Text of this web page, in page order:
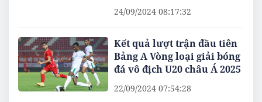
24/09/2024 08:17:32
Kết quả lượt trận đầu tiên
Bảng A Vòng loại giải bóng
đá vô địch U20 châu Á 2025
22/09/2024 07:54:28